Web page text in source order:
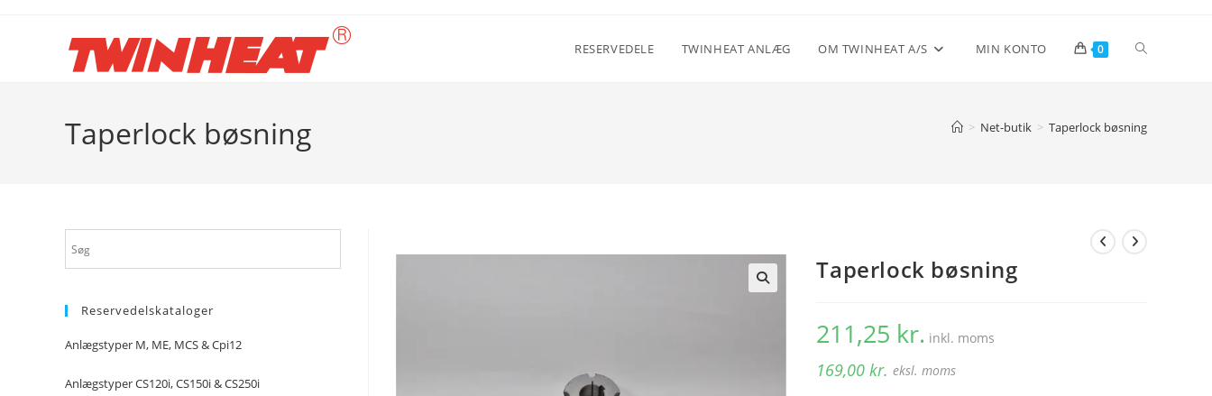
RESERVEDELE TWINHEAT ANLÆG OM TWINHEAT A/S MIN KONTO 0 Toggle
Taperlock bøsning > Net-butik > Taperlock bøsning
Taperlock bøsning
211,25 kr. inkl. moms
169,00kr. eksl. moms
Reservedelskataloger
Anlægstyper M, ME, MCS & Cpi12
Anlægstyper CS120i, CS150i & CS250i